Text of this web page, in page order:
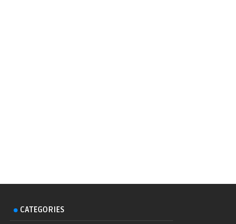
CATEGORIES